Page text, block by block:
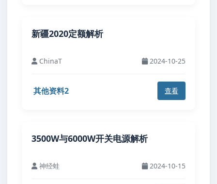
新疆2020定额解析
ChinaT 2024-10-25
其他资料2 查看
3500W与6000W开关电源解析
神经蛙 2024-10-15